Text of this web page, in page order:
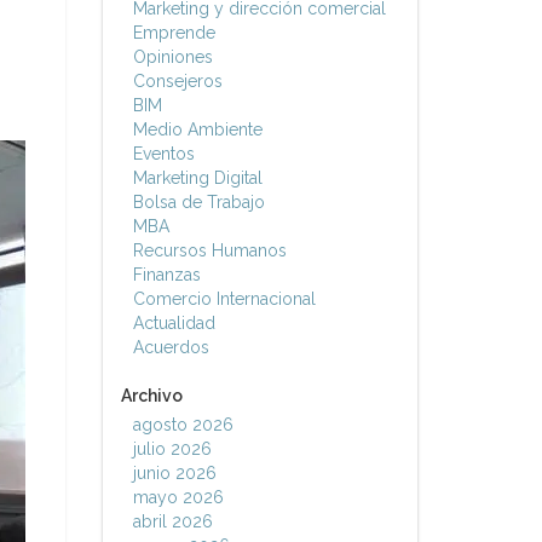
Marketing y dirección comercial
Emprende
Opiniones
Consejeros
BIM
Medio Ambiente
Eventos
Marketing Digital
Bolsa de Trabajo
MBA
Recursos Humanos
Finanzas
Comercio Internacional
Actualidad
Acuerdos
Archivo
agosto 2026
julio 2026
junio 2026
mayo 2026
abril 2026